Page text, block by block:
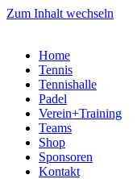
Zum Inhalt wechseln
Home
Tennis
Tennishalle
Padel
Verein+Training
Teams
Shop
Sponsoren
Kontakt